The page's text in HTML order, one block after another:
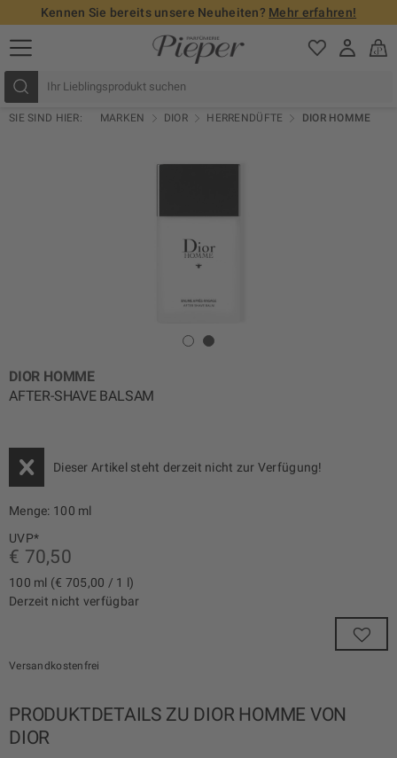
Kennen Sie bereits unsere Neuheiten? Mehr erfahren!
SIE SIND HIER: MARKEN DIOR HERRENDÜFTE DIOR HOMME
DIOR HOMME
AFTER-SHAVE BALSAM
Dieser Artikel steht derzeit nicht zur Verfügung!
Menge: 100 ml
UVP*
€ 70,50
Derzeit nicht verfügbar
100 ml (€ 705,00 / 1 l)
Versandkostenfrei
PRODUKTDETAILS ZU DIOR HOMME VON
DIOR